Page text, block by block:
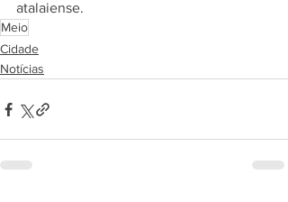
atalaiense.
Meio
Cidade
Notícias